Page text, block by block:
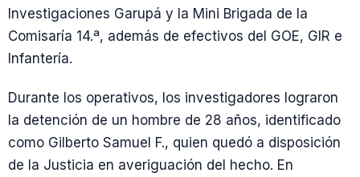
Investigaciones Garupá y la Mini Brigada de la
Comisaría 14.ª, además de efectivos del GOE, GIR e
Infantería.
Durante los operativos, los investigadores lograron
la detención de un hombre de 28 años, identificado
como Gilberto Samuel F., quien quedó a disposición
de la Justicia en averiguación del hecho. En